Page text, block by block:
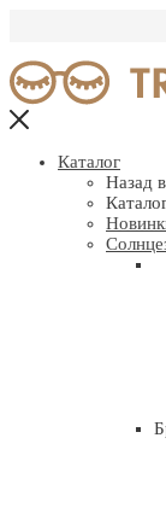
к
содержимому
Каталог
Назад